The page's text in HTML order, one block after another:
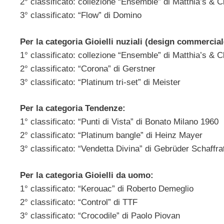
3° classificato: “Flow” di Domino
Per la categoria Gioielli nuziali (design
1° classificato: collezione “Ensemble” di Matthia’s &
2° classificato: “Corona” di Gerstner
3° classificato: “Platinum tri-set” di Meister
Per la categoria Tendenze:
1° classificato: “Punti di Vista” di Bonato Milano 1960
2° classificato: “Platinum bangle” di Heinz Mayer
3° classificato: “Vendetta Divina” di Gebrüder
Per la categoria Gioielli da uomo:
1° classificato: “Kerouac” di Roberto Demeglio
2° classificato: “Control” di TTF
3° classificato: “Crocodile” di Paolo Piovan